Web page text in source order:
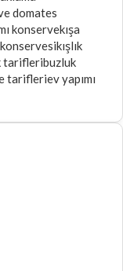
domates
konservekışa
konservesikışlık
tarifleribuzluk
tarifleriev yapımı